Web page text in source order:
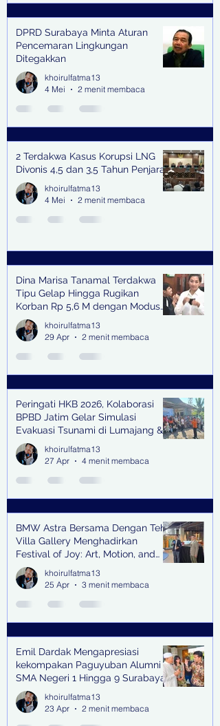
DPRD Surabaya Minta Aturan
Pencemaran Lingkungan
Ditegakkan
khoirulfatma13
4 Mei
2 menit membaca
2 Terdakwa Kasus Korupsi LNG
Divonis 4,5 dan 3,5 Tahun Penjara
khoirulfatma13
4 Mei
2 menit membaca
Dina Marisa Tanamal Terdakwa
Tipu Gelap Hingga Rugikan
Korban Rp 5,6 M dengan Modus
Kerja Sama Impor Bodong
khoirulfatma13
29 Apr
2 menit membaca
Peringati HKB 2026, Kolaborasi
BPBD Jatim Gelar Simulasi
Evakuasi Tsunami di Lumajang &
Trenggalek
khoirulfatma13
27 Apr
4 menit membaca
BMW Astra Bersama Dengan Teh
Villa Gallery Menghadirkan
Festival of Joy: Art, Motion, and
Scent
khoirulfatma13
25 Apr
3 menit membaca
Emil Dardak Mengapresiasi
kekompakan Paguyuban Alumni
SMA Negeri 1 Hingga 9 Surabaya
(Pasmanbaya) dalam Kegiatan
Halal Bihalal
khoirulfatma13
23 Apr
2 menit membaca